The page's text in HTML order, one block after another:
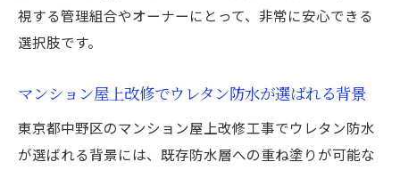
視する管理組合やオーナーにとって、非常に安心できる
選択肢です。
マンション屋上改修でウレタン防水が選ばれる背景
東京都中野区のマンション屋上改修工事でウレタン防水
が選ばれる背景には、既存防水層への重ね塗りが可能な